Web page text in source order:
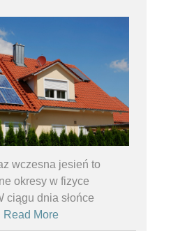
wczesna jesień to
okresy w fizyce
ciągu dnia słońce
Read More